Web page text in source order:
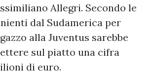
Allegri. Secondo le
dal Sudamerica per
alla Juventus sarebbe
sul piatto una cifra
di euro.